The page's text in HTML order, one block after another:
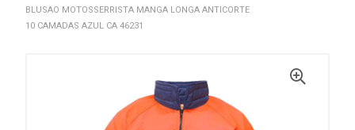
BLUSAO MOTOSSERRISTA MANGA LONGA ANTICORTE
10 CAMADAS AZUL CA 46231